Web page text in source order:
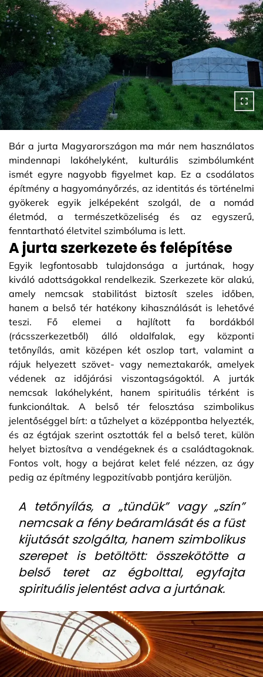
Bár a jurta Magyarországon ma már nem használatos
mindennapi lakóhelyként, kulturális szimbólumként
ismét egyre nagyobb figyelmet kap. Ez a csodálatos
építmény a hagyományőrzés, az identitás és történelmi
gyökerek egyik jelképeként szolgál, de a nomád
életmód, a természetközeliség és az egyszerű,
fenntartható életvitel szimbóluma is lett.
A jurta szerkezete és felépítése
Egyik legfontosabb tulajdonsága a jurtának, hogy
kiváló adottságokkal rendelkezik. Szerkezete kör alakú,
amely nemcsak stabilitást biztosít szeles időben,
hanem a belső tér hatékony kihasználását is lehetővé
teszi. Fő elemei a hajlított fa bordákból
(rácsszerkezetből) álló oldalfalak, egy központi
tetőnyílás, amit középen két oszlop tart, valamint a
rájuk helyezett szövet- vagy nemeztakarók, amelyek
védenek az időjárási viszontagságoktól. A jurták
nemcsak lakóhelyként, hanem spirituális térként is
funkcionáltak. A belső tér felosztása szimbolikus
jelentőséggel bírt: a tűzhelyet a középpontba helyezték,
és az égtájak szerint osztották fel a belső teret, külön
helyet biztosítva a vendégeknek és a családtagoknak.
Fontos volt, hogy a bejárat kelet felé nézzen, az ágy
pedig az építmény legpozitívabb pontjára kerüljön.
A tetőnyílás, a „tündük” vagy „szín”
nemcsak a fény beáramlását és a füst
kijutását szolgálta, hanem szimbolikus
szerepet is betöltött: összekötötte a
belső teret az égbolttal, egyfajta
spirituális jelentést adva a jurtának.